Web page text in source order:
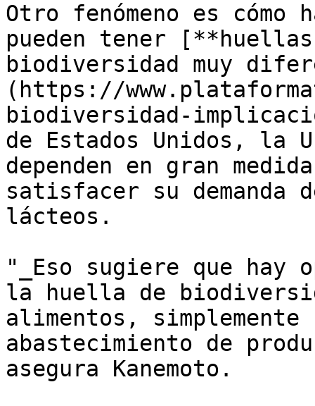
Otro fenómeno es
pueden tener
biodiversidad muy
(https://
biodiversidad-
de Estados Unidos, la
dependen en gran
satisfacer su demanda
lácteos.
"_Eso sugiere que hay
la huella de
alimentos, simplemente
abastecimiento de
asegura Kanemoto.